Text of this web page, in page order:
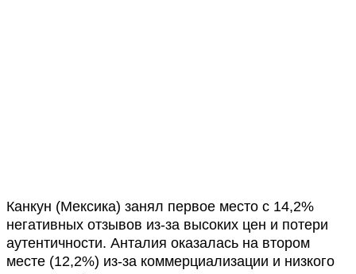
Канкун (Мексика) занял первое место с 14,2%
негативных отзывов из-за высоких цен и потери
аутентичности. Анталия оказалась на втором
месте (12,2%) из-за коммерциализации и низкого